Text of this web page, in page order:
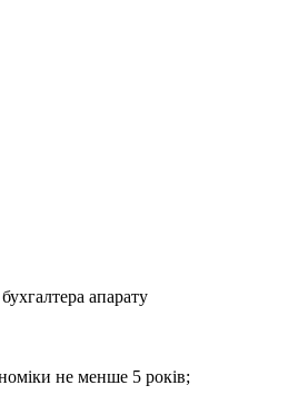
апарату
не менше 5 років;